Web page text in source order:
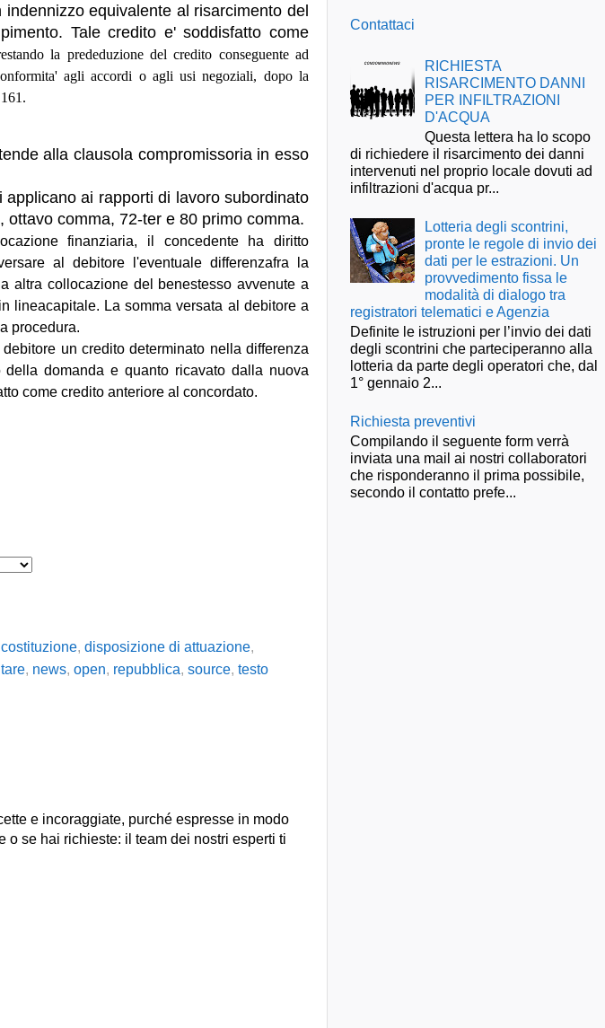
equivalente al risarcimento del
Tale credito e' soddisfatto come
la prededuzione del credito conseguente ad
agli accordi o agli usi negoziali, dopo la
alla clausola compromissoria in esso
ai rapporti di lavoro subordinato
comma, 72-ter e 80 primo comma.
finanziaria, il concedente ha diritto
al debitore l'eventuale differenzafra la
altra collocazione del benestesso avvenute a
lineacapitale. La somma versata al debitore a
procedura.
un credito determinato nella differenza
domanda e quanto ricavato dalla nuova
come credito anteriore al concordato.
costituzione, disposizione di attuazione,
, news, open, repubblica, source, testo
e incoraggiate, purché espresse in modo
se hai richieste: il team dei nostri esperti ti
Contattaci
RICHIESTA
RISARCIMENTO DANNI
PER INFILTRAZIONI
D'ACQUA
Questa lettera ha lo scopo
di richiedere il risarcimento dei danni
intervenuti nel proprio locale dovuti ad
infiltrazioni d'acqua pr...
Lotteria degli scontrini,
pronte le regole di invio dei
dati per le estrazioni. Un
provvedimento fissa le
modalità di dialogo tra
registratori telematici e Agenzia
Definite le istruzioni per l’invio dei dati
degli scontrini che parteciperanno alla
lotteria da parte degli operatori che, dal
1° gennaio 2...
Richiesta preventivi
Compilando il seguente form verrà
inviata una mail ai nostri collaboratori
che risponderanno il prima possibile,
secondo il contatto prefe...